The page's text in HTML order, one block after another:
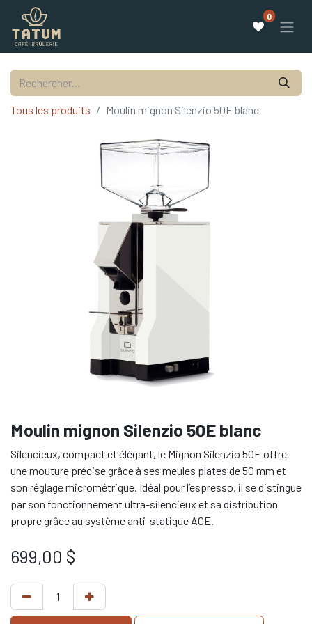
0
Tous les produits Moulin mignon Silenzio 50E blanc
Moulin mignon Silenzio 50E blanc
Silencieux, compact et élégant, le Mignon Silenzio 50E offre
une mouture précise grâce à ses meules plates de 50 mm et
son réglage micrométrique. Idéal pour l’espresso, il se distingue
par son fonctionnement ultra-silencieux et sa distribution
propre grâce au système anti-statique ACE.
699,00 $